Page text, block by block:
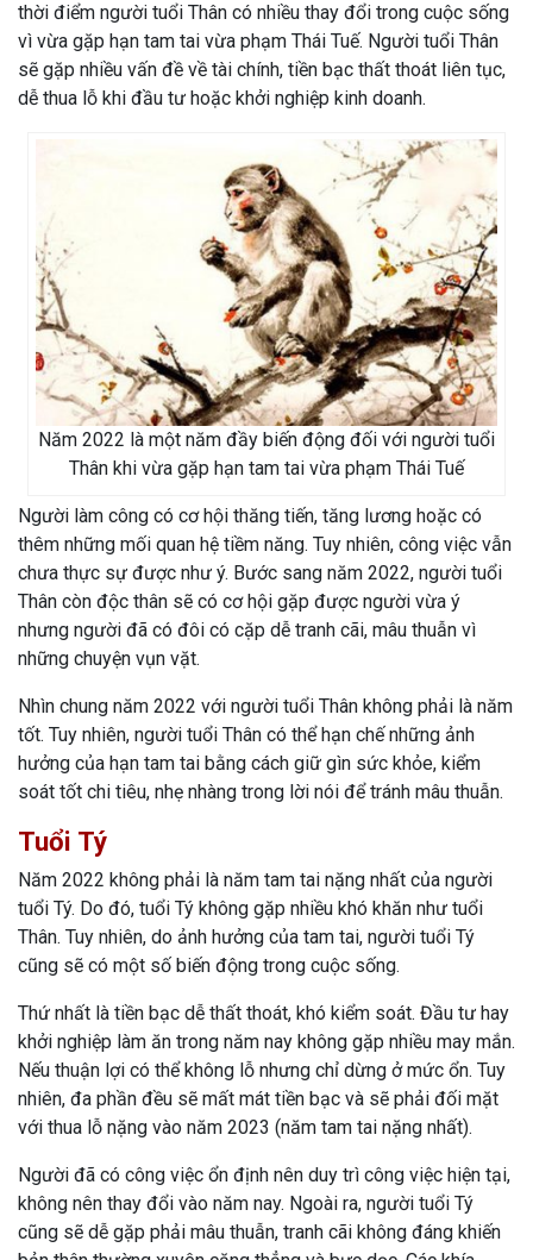
thời điểm người tuổi Thân có nhiều thay đổi trong cuộc sống
vì vừa gặp hạn tam tai vừa phạm Thái Tuế. Người tuổi Thân
sẽ gặp nhiều vấn đề về tài chính, tiền bạc thất thoát liên tục,
dễ thua lỗ khi đầu tư hoặc khởi nghiệp kinh doanh.
Năm 2022 là một năm đầy biến động đối với người tuổi
Thân khi vừa gặp hạn tam tai vừa phạm Thái Tuế
Người làm công có cơ hội thăng tiến, tăng lương hoặc có
thêm những mối quan hệ tiềm năng. Tuy nhiên, công việc vẫn
chưa thực sự được như ý. Bước sang năm 2022, người tuổi
Thân còn độc thân sẽ có cơ hội gặp được người vừa ý
nhưng người đã có đôi có cặp dễ tranh cãi, mâu thuẫn vì
những chuyện vụn vặt.
Nhìn chung năm 2022 với người tuổi Thân không phải là năm
tốt. Tuy nhiên, người tuổi Thân có thể hạn chế những ảnh
hưởng của hạn tam tai bằng cách giữ gìn sức khỏe, kiểm
soát tốt chi tiêu, nhẹ nhàng trong lời nói để tránh mâu thuẫn.
Tuổi Tý
Năm 2022 không phải là năm tam tai nặng nhất của người
tuổi Tý. Do đó, tuổi Tý không gặp nhiều khó khăn như tuổi
Thân. Tuy nhiên, do ảnh hưởng của tam tai, người tuổi Tý
cũng sẽ có một số biến động trong cuộc sống.
Thứ nhất là tiền bạc dễ thất thoát, khó kiểm soát. Đầu tư hay
khởi nghiệp làm ăn trong năm nay không gặp nhiều may mắn.
Nếu thuận lợi có thể không lỗ nhưng chỉ dừng ở mức ổn. Tuy
nhiên, đa phần đều sẽ mất mát tiền bạc và sẽ phải đối mặt
với thua lỗ nặng vào năm 2023 (năm tam tai nặng nhất).
Người đã có công việc ổn định nên duy trì công việc hiện tại,
không nên thay đổi vào năm nay. Ngoài ra, người tuổi Tý
cũng sẽ dễ gặp phải mâu thuẫn, tranh cãi không đáng khiến